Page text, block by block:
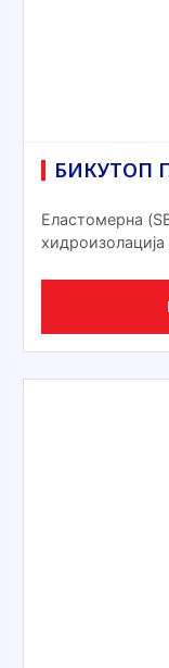
БИКУТОП
Еластомерна